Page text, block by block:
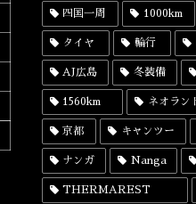
四国一周 1000km
タイヤ 輪行
AJ広島 冬装備
1560km ネオラン
京都 キャンツー
ナンガ Nanga
THERMAREST